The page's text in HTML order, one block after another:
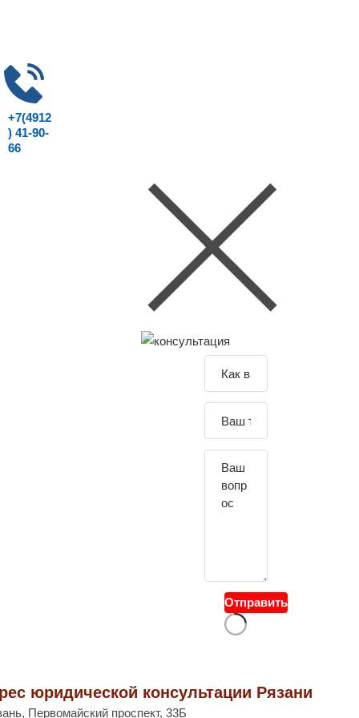
+7(4912
) 41-90-
66
Отправить
юридической консультации Рязани
Первомайский проспект, 33Б